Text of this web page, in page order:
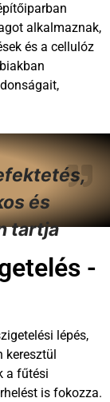
alkalmaznak,
és a cellulóz
és
tartja
-
lépés,
a fűtési
is fokozza.